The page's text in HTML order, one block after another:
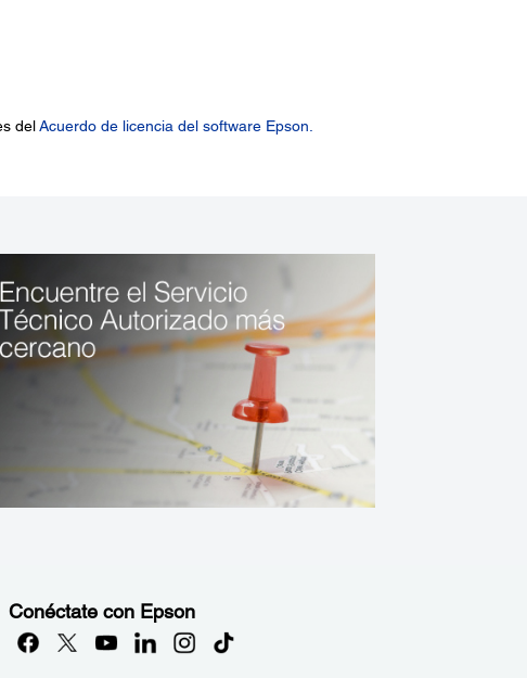
delAcuerdo de licencia del software Epson.
Conéctate con Epson